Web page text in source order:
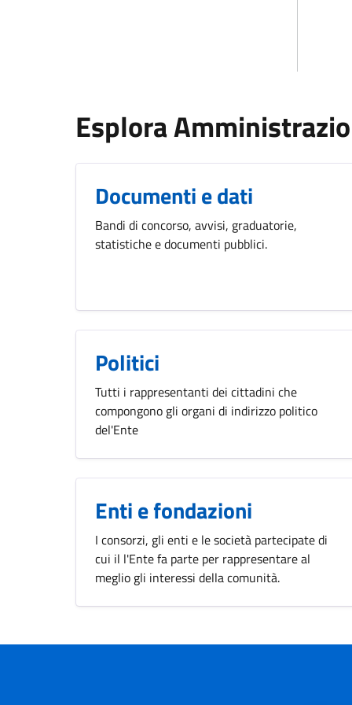
Esplora
Documenti e dati
Bandi di concorso, avvisi, graduatorie,
statistiche e documenti pubblici.
Politici
Tutti i rappresentanti dei cittadini che
compongono gli organi di indirizzo politico
del'Ente
Enti e fondazioni
I consorzi, gli enti e le società partecipate di
cui il l'Ente fa parte per rappresentare al
meglio gli interessi della comunità.